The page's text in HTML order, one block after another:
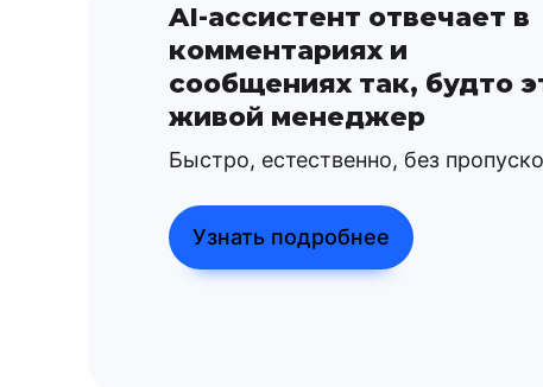
AI-ассистент отвечает в
комментариях и
сообщениях так, будто
живой менеджер
Быстро, естественно, без
Узнать подробнее